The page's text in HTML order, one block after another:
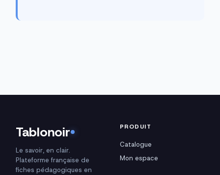
Tablonoir
Le savoir, en clair.
Plateforme française de
fiches pédagogiques en
PRODUIT
Catalogue
Mon espace